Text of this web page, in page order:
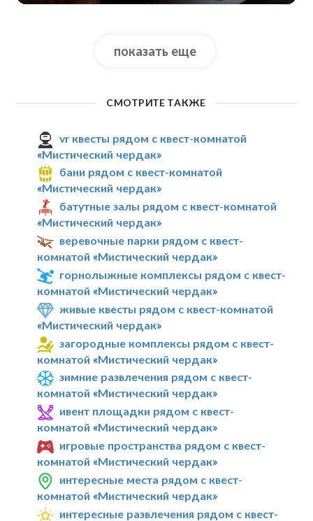
показать еще
СМОТРИТЕ ТАКЖЕ
vr квесты рядом с квест-комнатой
«Мистический чердак»
бани рядом с квест-комнатой
«Мистический чердак»
батутные залы рядом с квест-комнатой
«Мистический чердак»
веревочные парки рядом с квест-
комнатой «Мистический чердак»
горнолыжные комплексы рядом с квест-
комнатой «Мистический чердак»
живые квесты рядом с квест-комнатой
«Мистический чердак»
загородные комплексы рядом с квест-
комнатой «Мистический чердак»
зимние развлечения рядом с квест-
комнатой «Мистический чердак»
ивент площадки рядом с квест-
комнатой «Мистический чердак»
игровые пространства рядом с квест-
комнатой «Мистический чердак»
интересные места рядом с квест-
комнатой «Мистический чердак»
интересные развлечения рядом с квест-